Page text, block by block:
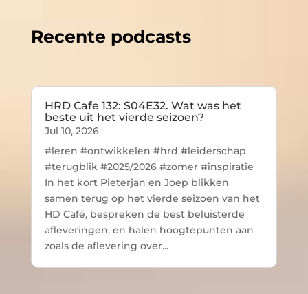
Recente podcasts
HRD Cafe 132: S04E32. Wat was het
beste uit het vierde seizoen?
Jul 10, 2026
#leren #ontwikkelen #hrd #leiderschap
#terugblik #2025/2026 #zomer #inspiratie
In het kort Pieterjan en Joep blikken
samen terug op het vierde seizoen van het
HD Café, bespreken de best beluisterde
afleveringen, en halen hoogtepunten aan
zoals de aflevering over...